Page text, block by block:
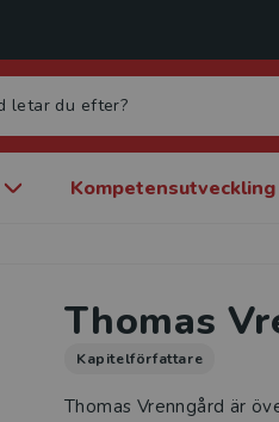
Kompetensutveckling
Thomas
Kapitelförfattare
Thomas Vrenngård är